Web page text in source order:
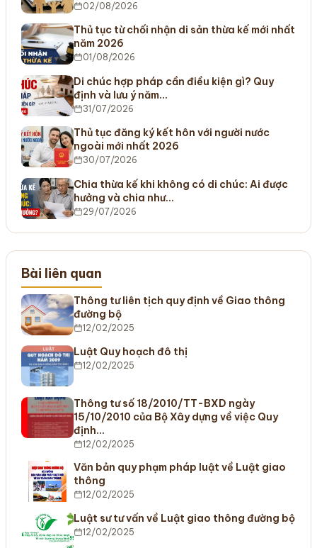
02/08/2026
Thủ tục từ chối nhận di sản thừa kế mới nhất
năm 2026
01/08/2026
Di chúc hợp pháp cần điều kiện gì? Quy
định và lưu ý năm…
31/07/2026
Thủ tục đăng ký kết hôn với người nước
ngoài mới nhất 2026
30/07/2026
Chia thừa kế khi không có di chúc: Ai được
hưởng và chia như…
29/07/2026
Bài liên quan
Thông tư liên tịch quy định về Giao thông
đường bộ
12/02/2025
Luật Quy hoạch đô thị
12/02/2025
Thông tư số 18/2010/TT-BXD ngày
15/10/2010 của Bộ Xây dựng về việc Quy
định…
12/02/2025
Văn bản quy phạm pháp luật về Luật giao
thông
12/02/2025
Luật sư tư vấn về Luật giao thông đường bộ
12/02/2025